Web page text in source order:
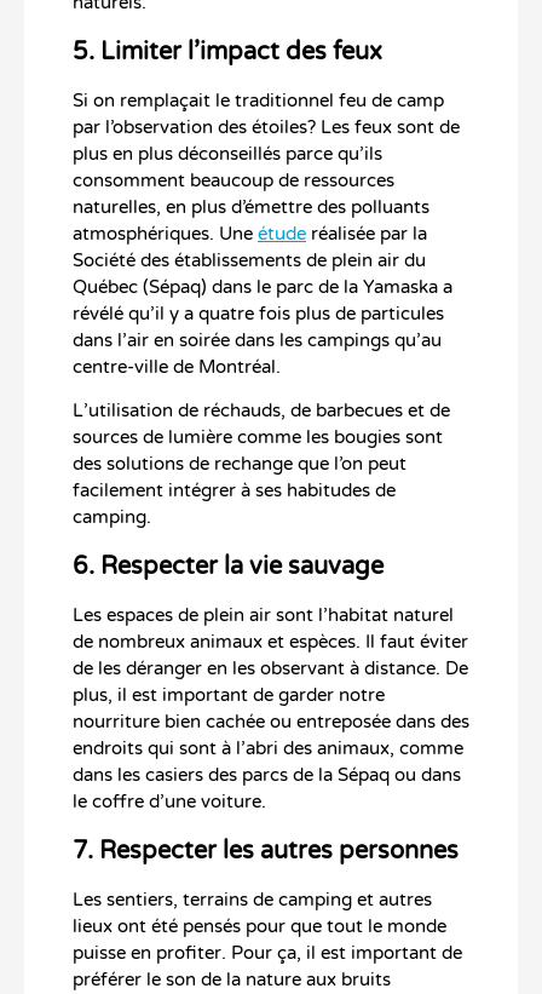
5. Limiter l’impact des feux
Si on remplaçait le traditionnel feu de camp
par l’observation des étoiles? Les feux sont de
plus en plus déconseillés parce qu’ils
consomment beaucoup de ressources
naturelles, en plus d’émettre des polluants
atmosphériques. Une étude réalisée par la
Société des établissements de plein air du
Québec (Sépaq) dans le parc de la Yamaska a
révélé qu’il y a quatre fois plus de particules
dans l’air en soirée dans les campings qu’au
centre-ville de Montréal.
L’utilisation de réchauds, de barbecues et de
sources de lumière comme les bougies sont
des solutions de rechange que l’on peut
facilement intégrer à ses habitudes de
camping.
6. Respecter la vie sauvage
Les espaces de plein air sont l’habitat naturel
de nombreux animaux et espèces. Il faut éviter
de les déranger en les observant à distance. De
plus, il est important de garder notre
nourriture bien cachée ou entreposée dans des
endroits qui sont à l’abri des animaux, comme
dans les casiers des parcs de la Sépaq ou dans
le coffre d’une voiture.
7. Respecter les autres personnes
Les sentiers, terrains de camping et autres
lieux ont été pensés pour que tout le monde
puisse en profiter. Pour ça, il est important de
préférer le son de la nature aux bruits